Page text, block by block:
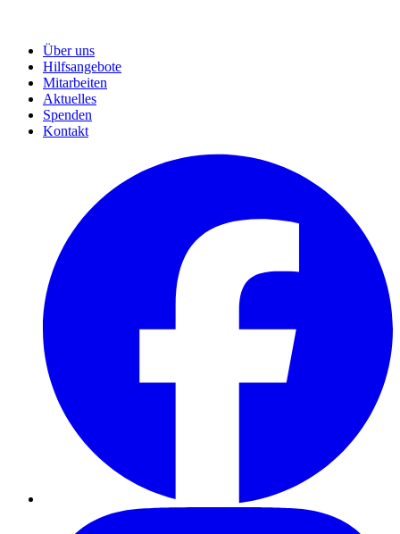
Über uns
Hilfsangebote
Mitarbeiten
Aktuelles
Spenden
Kontakt